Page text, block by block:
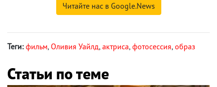
Читайте нас в Google.News
Теги: фильм, Оливия Уайлд, актриса, фотосессия, образ
Статьи по теме